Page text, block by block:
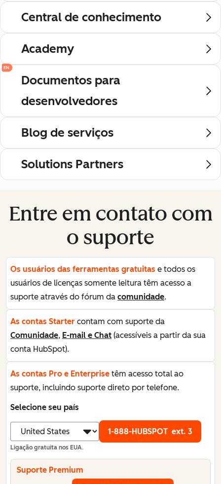
Central de conhecimento
Academy
EN
Documentos para
desenvolvedores
Blog de serviços
Solutions Partners
Entre em contato com
o suporte
Os usuários das ferramentas gratuitas e todos os
usuários de licenças somente leitura têm acesso a
suporte através do fórum da comunidade.
As contas Starter contam com suporte da
Comunidade, E-mail e Chat (acessíveis a partir da sua
conta HubSpot).
As contas Pro e Enterprise têm acesso total ao
suporte, incluindo suporte direto por telefone.
Selecione seu país
1-888-HUBSPOT ext. 3
Ligação gratuita nos EUA.
Suporte Premium